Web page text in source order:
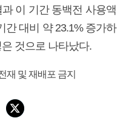
이 기간 동백전 사용액
간 대비 약 23.1% 증가하
것으로 나타났다.
재 및 재배포 금지